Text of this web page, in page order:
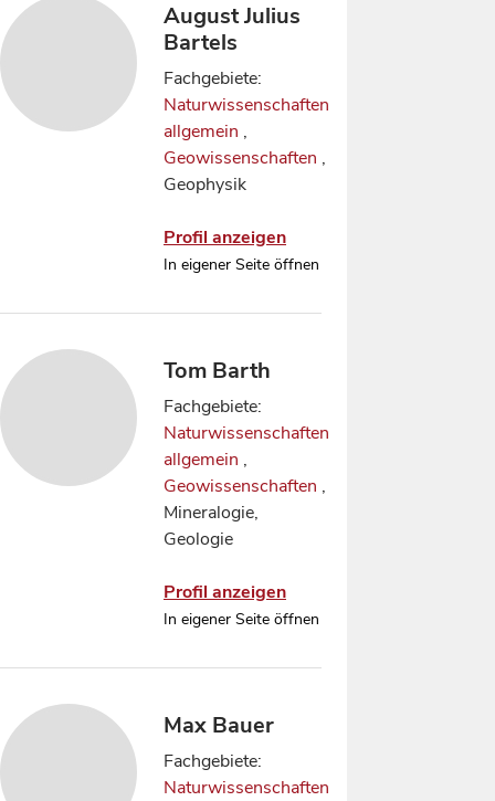
August Julius
Bartels
Fachgebiete:
Naturwissenschaften
allgemein ,
Geowissenschaften ,
Geophysik
Profil anzeigen
In eigener Seite öffnen
Tom Barth
Fachgebiete:
Naturwissenschaften
allgemein ,
Geowissenschaften ,
Mineralogie,
Geologie
Profil anzeigen
In eigener Seite öffnen
Max Bauer
Fachgebiete:
Naturwissenschaften